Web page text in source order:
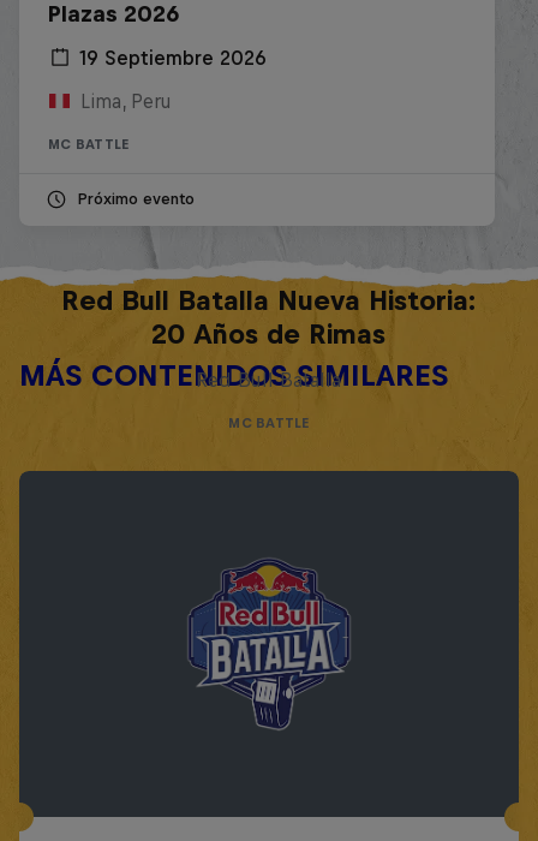
Plazas 2026
19 Septiembre 2026
Lima, Peru
MC BATTLE
Próximo evento
MÁS CONTENIDOS SIMILARES
Red Bull Batalla Nueva Historia:
20 Años de Rimas
Red Bull Batalla
MC BATTLE